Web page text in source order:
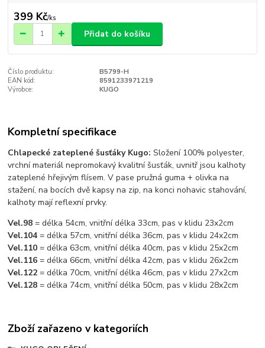
399 Kč/ks
Přidat do košíku
Číslo produktu:
B5799-H
EAN kód:
8591233971219
Výrobce:
KUGO
Kompletní specifikace
Chlapecké zateplené šusťáky Kugo:Složení 100% polyester,
vrchní materiál nepromokavý kvalitní šusťák, uvnitř jsou kalhoty
zateplené hřejivým flísem. V pase pružná guma + olivka na
stažení, na bocích dvě kapsy na zip, na konci nohavic stahování,
kalhoty mají reflexní prvky.
Vel.98= délka 54cm, vnitřní délka 33cm, pas v klidu 23x2cm
Vel.104 = délka 57cm, vnitřní délka 36cm, pas v klidu 24x2cm
Vel.110= délka 63cm, vnitřní délka 40cm, pas v klidu 25x2cm
Vel.116 = délka 66cm, vnitřní délka 42cm, pas v klidu 26x2cm
Vel.122 = délka 70cm, vnitřní délka 46cm, pas v klidu 27x2cm
Vel.128 = délka 74cm, vnitřní délka 50cm, pas v klidu 28x2cm
Zboží zařazeno v kategoriích